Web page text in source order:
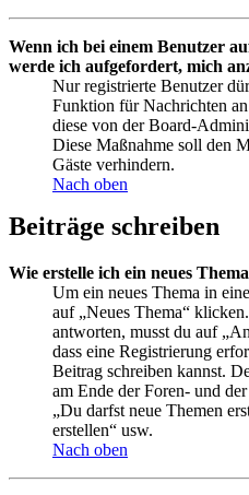
Wenn ich bei einem Benutzer
werde ich aufgefordert, mich
Nur registrierte Benutzer
Funktion für Nachrichten
diese von der Board-
Diese Maßnahme soll den
Gäste verhindern.
Nach oben
Beiträge schreiben
Wie erstelle ich ein neues
Um ein neues Thema in
auf „Neues Thema“
antworten, musst du auf
dass eine Registrierung
Beitrag schreiben kannst.
am Ende der Foren- und
„Du darfst neue Themen
erstellen“ usw.
Nach oben